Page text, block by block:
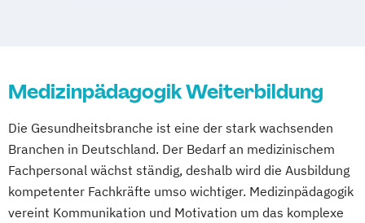
Phytotherapeut/in Pilates Trainer/in
Psychologische/r Berater/in
Qigong-Trainer/in
Rückenschullehrer/in
Shiatsu-Praktiker/in
Sport- und Fitnesstrainer/in (B-Lizenz)
Systemische/r Berater/in /-Coach
"Lebensmittelunverträglichkeiten und -
Ernährungsberater/in Fachrichtung
„Ernährung in besonderen Lebensphasen“
Ernährungsberater/in für Sportler/innen
Ernährungsberater/in mit der Fachrichtung
Medizinpädagogik Weiterbildung
Die Gesundheitsbranche ist eine der stark wachsenden
Branchen in Deutschland. Der Bedarf an medizinischem
Fachpersonal wächst ständig, deshalb wird die Ausbildung
kompetenter Fachkräfte umso wichtiger. Medizinpädagogik
vereint Kommunikation und Motivation um das komplexe